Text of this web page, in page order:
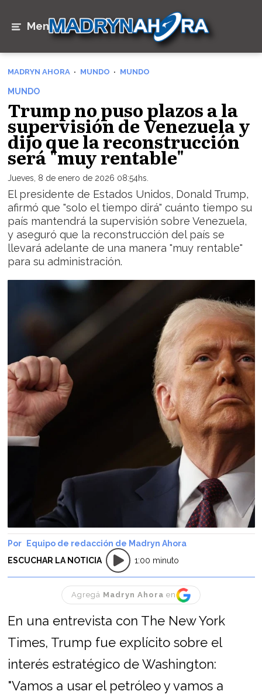
Menú
MADRYN AHORA MUNDO MUNDO
MUNDO
Trump no puso plazos a la
supervisión de Venezuela y
dijo que la reconstrucción
será "muy rentable"
Jueves, 8 de enero de 2026 08:54hs.
El presidente de Estados Unidos, Donald Trump,
afirmó que "solo el tiempo dirá" cuánto tiempo su
país mantendrá la supervisión sobre Venezuela,
y aseguró que la reconstrucción del país se
llevará adelante de una manera "muy rentable"
para su administración.
Equipo de redacción de Madryn Ahora
ESCUCHAR LA NOTICIA
1:00 minuto
Agregá Madryn Ahora en
En una entrevista con The New York
Times, Trump fue explícito sobre el
interés estratégico de Washington:
"Vamos a usar el petróleo y vamos a